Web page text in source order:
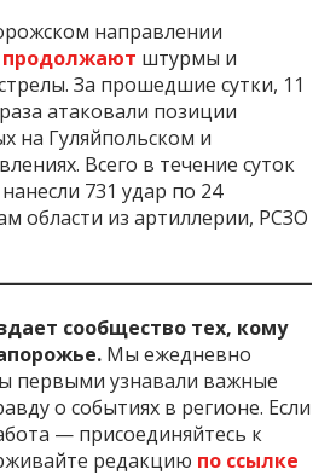
направлении
продолжают штурмы и
За прошедшие сутки, 11
атаковали позиции
на Гуляйпольском и
Всего в течение суток
731 удар по 24
области из артиллерии, РСЗО
сообщество тех, кому
Мы ежедневно
первыми узнавали важные
о событиях в регионе. Если
— присоединяйтесь к
редакцию по ссылке